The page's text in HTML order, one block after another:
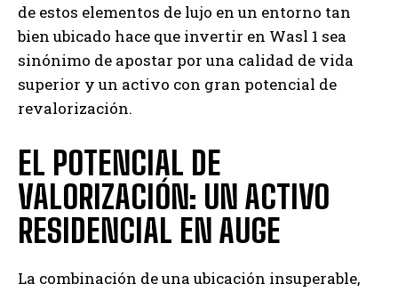
de estos elementos de lujo en un entorno tan
bien ubicado hace que invertir en Wasl 1 sea
sinónimo de apostar por una calidad de vida
superior y un activo con gran potencial de
revalorización.
EL POTENCIAL DE
VALORIZACIÓN: UN ACTIVO
RESIDENCIAL EN AUGE
La combinación de una ubicación insuperable,